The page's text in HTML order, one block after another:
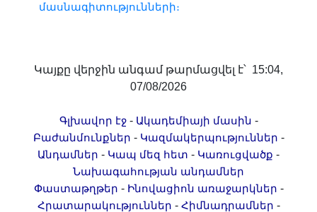
մասնագիտությունների։
Կայքը վերջին անգամ թարմացվել է՝ 15:04,
07/08/2026
Գլխավոր էջ- Ակադեմիայի մասին -
Բաժանմունքներ - Կազմակերպություններ -
Անդամներ - Կապ մեզ հետ - Կառուցվածք -
Նախագահության անդամներ
Փաստաթղթեր - Ինովացիոն առաջարկներ -
Հրատարակություններ - Հիմնադրամներ -